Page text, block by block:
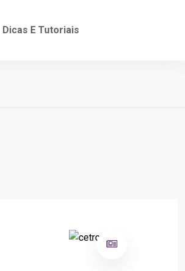
Dicas E Tutoriais